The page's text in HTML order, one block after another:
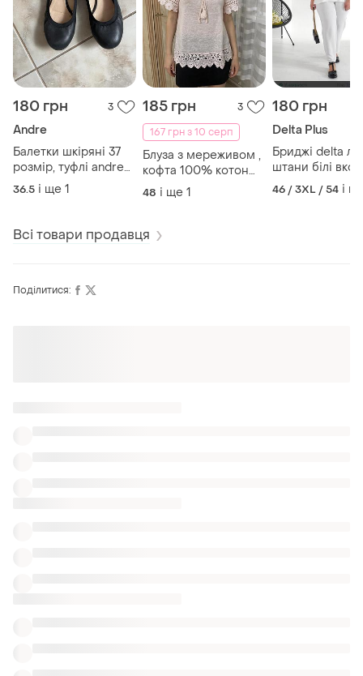
180 грн 3
Andre
Балетки шкіряні 37
розмір, туфлі andre
устілка 23 см.
36.5 і ще 1
185 грн
3
167 грн з 10 серп
Блуза з мереживом ,
кофта 100% котон
розмір 48 -50 італія
48 і ще 1
180 грн
Delta Plus
Бриджі delta
штани білі
розмір 54-56
бриджі
46 / 3XL / 54 і
Всі товари продавця
Поділитися: